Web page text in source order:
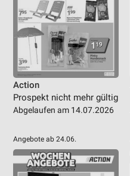
Action
Prospekt nicht mehr gültig
Abgelaufen am 14.07.2026
Angebote ab 24.06.